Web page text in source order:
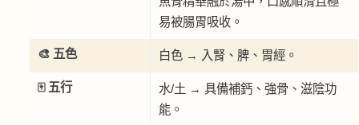
易被腸胃吸收。
🎨 五色 白色 → 入腎、脾、胃經。
🀄 五行
水/土 → 具備補鈣、強骨、滋陰功
能。